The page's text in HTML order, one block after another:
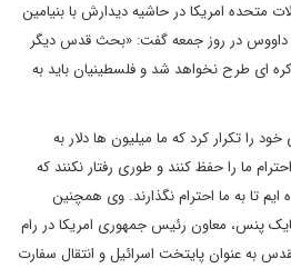
متحده امریکا در حاشیه دیدارش با بنیامین
داووس در روز جمعه گفت: «بحث قدس دیگر
ای طرح نخواهد شد و فلسطینیان باید به
را تکرار کرد که ما میلیون ها دلار به
ما را حفظ کنند و طوری رفتار نکنند که
ایم تا به ما احترام نگذارند. وی همچنین
پنس، معاون رئیس جمهوری امریکا در رام
به عنوان پایتخت اسرائیل و انتقال سفارت